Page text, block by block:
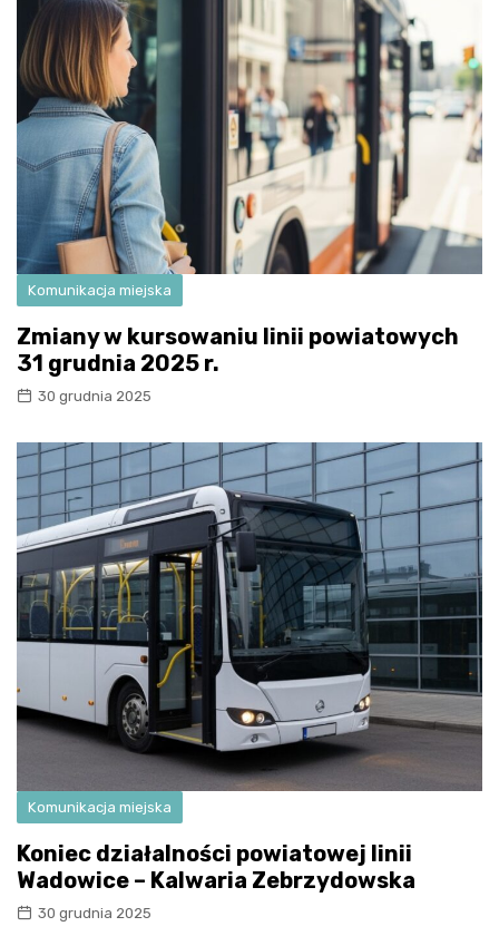
Komunikacja miejska
Zmiany w kursowaniu linii powiatowych
31 grudnia 2025 r.
30 grudnia 2025
Komunikacja miejska
Koniec działalności powiatowej linii
Wadowice – Kalwaria Zebrzydowska
30 grudnia 2025